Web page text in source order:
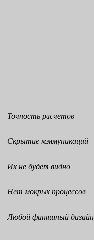
Точность расчетов
Скрытие коммуникаций
Их не будет видно
Нет мокрых процессов
Любой финишный дизайн